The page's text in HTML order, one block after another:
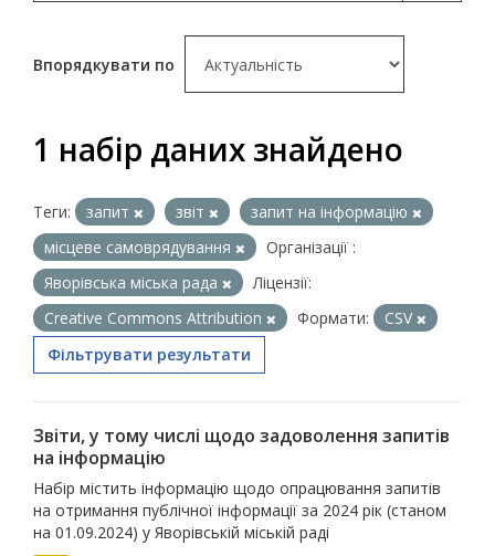
Впорядкувати по
1 набір даних знайдено
Теги: запит звіт
запит на інформацію
місцеве самоврядування
Організації :
Яворівська міська рада
Ліцензії:
Creative Commons Attribution
Формати:
CSV
Фільтрувати результати
Звіти, у тому числі щодо задоволення запитів
на інформацію
Набір містить інформацію щодо опрацювання запитів
на отримання публічної інформації за 2024 рік (станом
на 01.09.2024) у Яворівській міській раді